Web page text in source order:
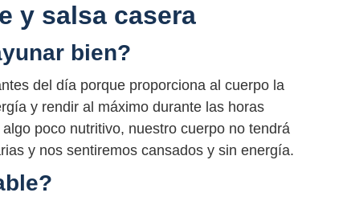
y salsa casera
bien?
del día porque proporciona al cuerpo la
y rendir al máximo durante las horas
poco nutritivo, nuestro cuerpo no tendrá
y nos sentiremos cansados y sin energía.